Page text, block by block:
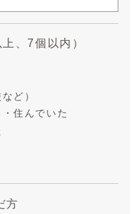
点 （1個以上、7個以内）
ど）
住んでいた
方